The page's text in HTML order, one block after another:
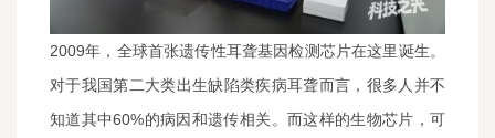
2009年，全球首张遗传性耳聋基因检测芯片在这里诞生。
对于我国第二大类出生缺陷类疾病耳聋而言，很多人并不
知道其中60%的病因和遗传相关。而这样的生物芯片，可